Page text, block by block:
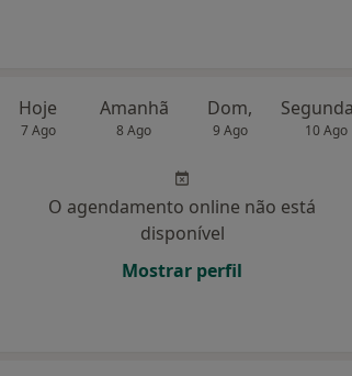
Hoje
7 Ago
Amanhã
8 Ago
Dom,
9 Ago 10 Ago
O agendamento online não está
disponível
Mostrar perfil